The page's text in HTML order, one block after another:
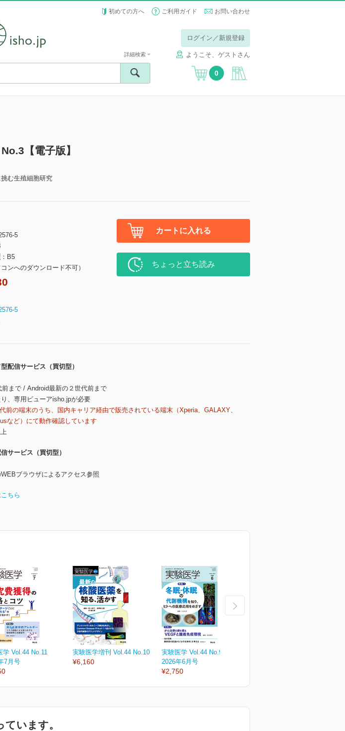
初めての方へ ご利用ガイド お問い合わせ
ログイン／新規登録
ようこそ、ゲストさん
詳細検索
0
【電子版】
挑む生殖細胞研究
5
B5
ンへのダウンロード不可）
5
カートに入れる
ちょっと立ち読み
配信サービス（買切型）
まで / Android最新の２世代前まで
、専用ビューアisho.jpが必要
前の端末のうち、国内キャリア経由で販売されている端末（Xperia、GALAXY、
など）にて動作確認しています
サービス（買切型）
ブラウザによるアクセス参照
こちら
学 Vol.44 No.11
7月号
実験医学増刊 Vol.44 No.10
¥6,160
実験医学 Vol.44 No.9
2026年6月号
¥2,750
います。